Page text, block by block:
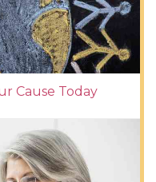
Cause Today